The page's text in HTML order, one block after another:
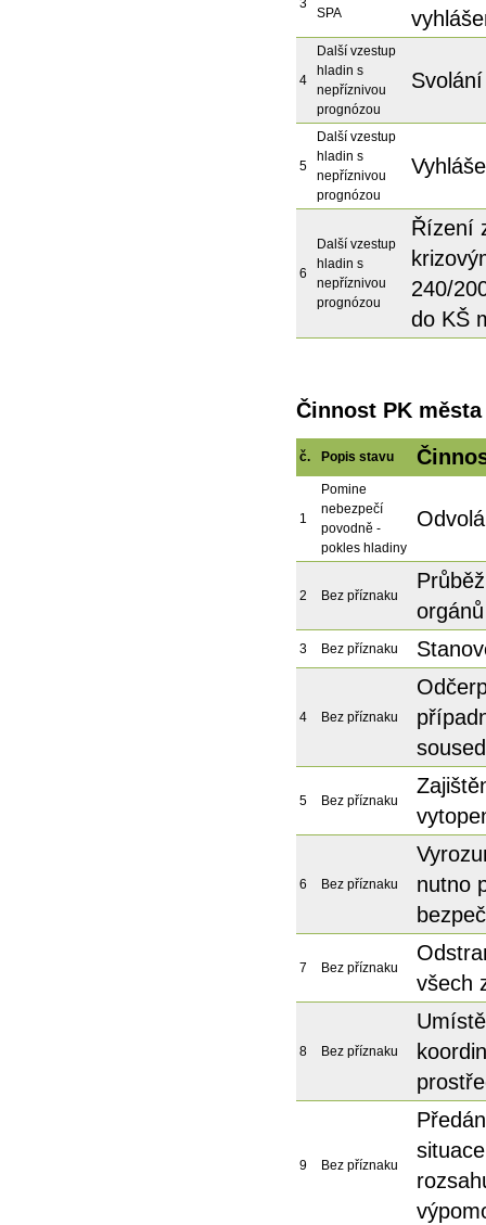
3
SPA
4
Další vzestup
hladin s
nepříznivou
prognózou
5
Další vzestup
hladin s
nepříznivou
prognózou
6
Další vzestup
hladin s
nepříznivou
prognózou
Řízení
240/
do KŠ
Činnost PK
č. Popis stavu
1
Pomine
nebezpečí
povodně -
pokles hladiny
2 Bez příznaku
3 Bez příznaku
4 Bez příznaku
5 Bez příznaku
6 Bez příznaku
nutno
7 Bez příznaku
všech
8 Bez příznaku
9 Bez příznaku